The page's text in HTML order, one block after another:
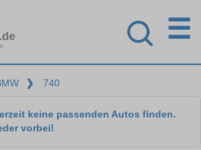
.de ☰
❯ 740
keine passenden Autos finden.
vorbei!